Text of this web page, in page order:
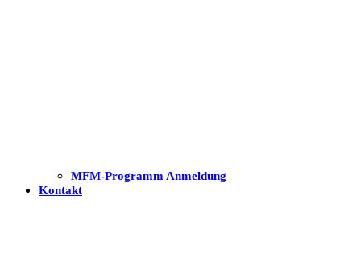
MFM-Programm Anmeldung
Kontakt